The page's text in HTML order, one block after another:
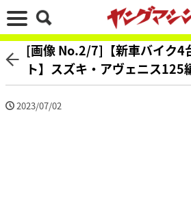
[画像 No.2/7]【新車バイク4
ト】スズキ・アヴェニス125
2023/07/02